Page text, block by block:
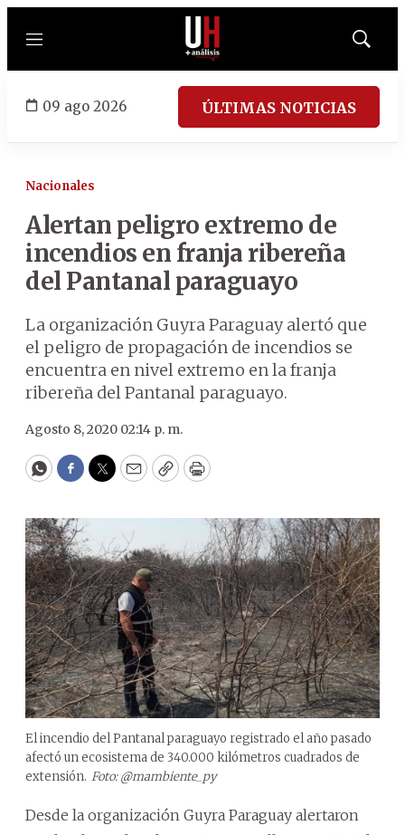
Menú
Mostrar
09 ago 2026 ÚLTIMAS NOTICIAS
Nacionales
Alertan peligro extremo de
incendios en franja ribereña
del Pantanal paraguayo
La organización Guyra Paraguay alertó que
el peligro de propagación de incendios se
encuentra en nivel extremo en la franja
ribereña del Pantanal paraguayo.
Agosto 8, 2020 02:14 p. m.
WhatsApp
Facebook
Twitter
EmailCopyPrint
El incendio del Pantanal paraguayo registrado el año pasado
afectó un ecosistema de 340.000 kilómetros cuadrados de
extensión. Foto: @mambiente_py
Desde la organización Guyra Paraguay alertaron